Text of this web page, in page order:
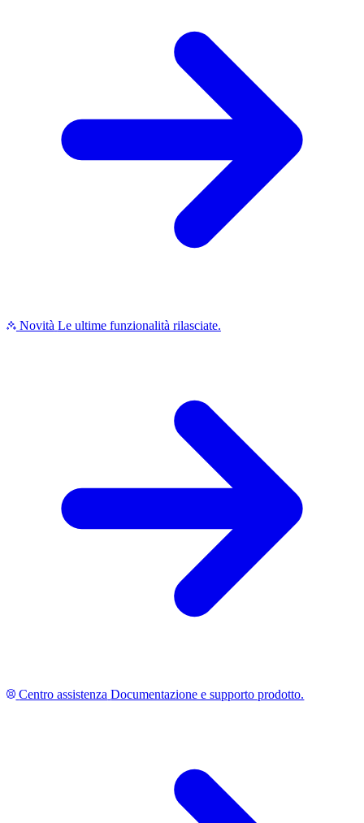
Novità Le ultime funzionalità rilasciate.
Centro assistenza Documentazione e supporto prodotto.